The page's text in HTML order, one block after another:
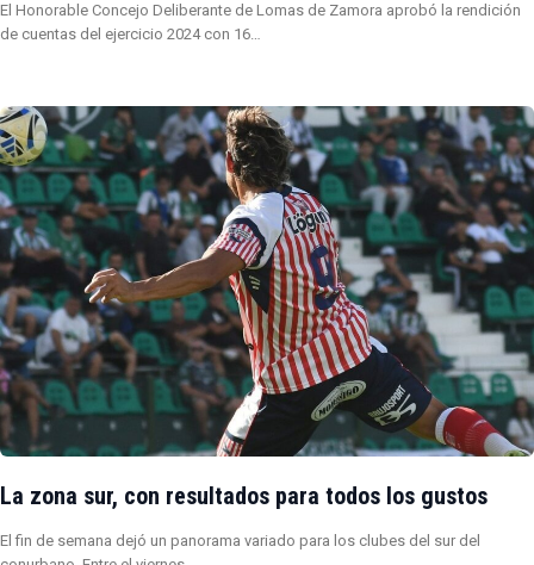
El Honorable Concejo Deliberante de Lomas de Zamora aprobó la rendición
de cuentas del ejercicio 2024 con 16…
La zona sur, con resultados para todos los gustos
El fin de semana dejó un panorama variado para los clubes del sur del